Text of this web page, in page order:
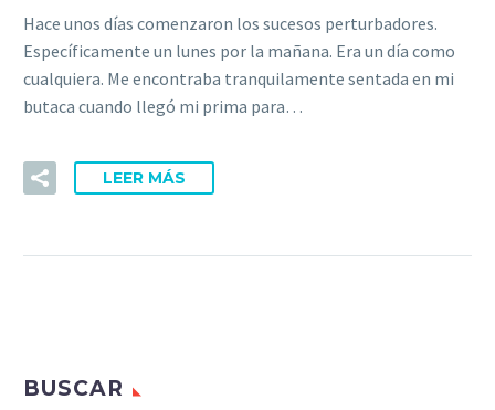
Hace unos días comenzaron los sucesos perturbadores.
Específicamente un lunes por la mañana. Era un día como
cualquiera. Me encontraba tranquilamente sentada en mi
butaca cuando llegó mi prima para…
LEER MÁS
BUSCAR